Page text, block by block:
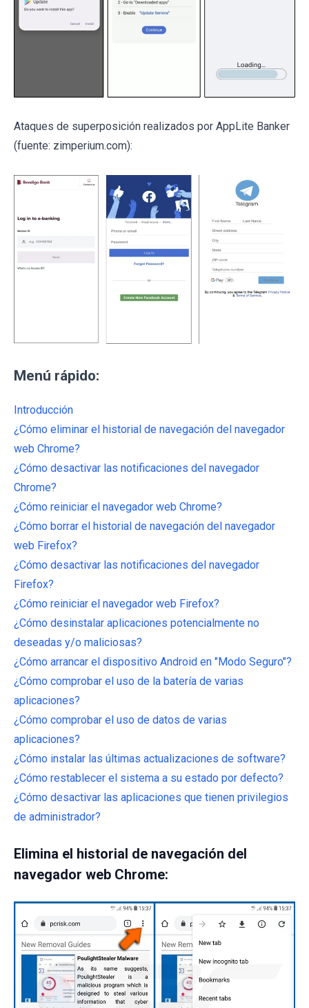
Ataques de superposición realizados por AppLite Banker
(fuente: zimperium.com):
Menú rápido:
Introducción
¿Cómo eliminar el historial de navegación del navegador
web Chrome?
¿Cómo desactivar las notificaciones del navegador
Chrome?
¿Cómo reiniciar el navegador web Chrome?
¿Cómo borrar el historial de navegación del navegador
web Firefox?
¿Cómo desactivar las notificaciones del navegador
Firefox?
¿Cómo reiniciar el navegador web Firefox?
¿Cómo desinstalar aplicaciones potencialmente no
deseadas y/o maliciosas?
¿Cómo arrancar el dispositivo Android en "Modo Seguro"?
¿Cómo comprobar el uso de la batería de varias
aplicaciones?
¿Cómo comprobar el uso de datos de varias
aplicaciones?
¿Cómo instalar las últimas actualizaciones de software?
¿Cómo restablecer el sistema a su estado por defecto?
¿Cómo desactivar las aplicaciones que tienen privilegios
de administrador?
Elimina el historial de navegación del
navegador web Chrome: